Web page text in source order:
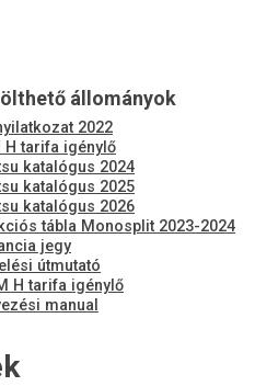
állományok
2022
H tarifa igénylő
katalógus 2024
katalógus 2025
katalógus 2026
tábla Monosplit 2023-2024
jegy
útmutató
H tarifa igénylő
manual